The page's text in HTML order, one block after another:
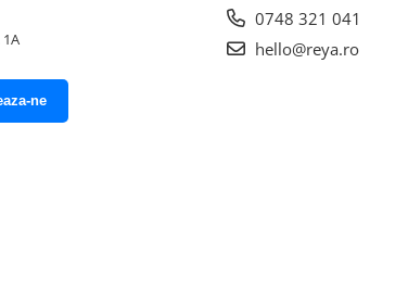
ne
0748 321 041
hello@reya.ro